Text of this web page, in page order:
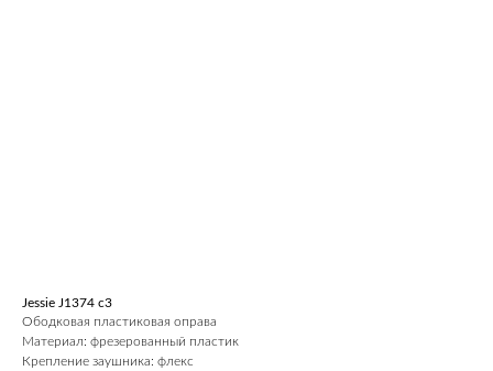
Jessie J1374 c3
Ободковая пластиковая оправа
Материал: фрезерованный пластик
Крепление заушника: флекс